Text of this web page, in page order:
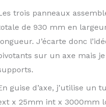
trois panneaux
de 930 mm en
J’écarte donc
sur un axe mais je
guise d’axe, j’utilise un
x 25mm int x 3000mm